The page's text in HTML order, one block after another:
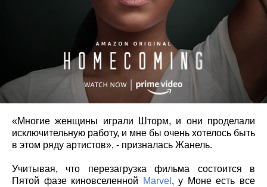
«Многие женщины играли Шторм, и они проделали
исключительную работу, и мне бы очень хотелось быть
в этом ряду артистов», - призналась Жанель.
Учитывая, что перезагрузка фильма состоится в
Пятой фазе киновселенной
Marvel , у Моне есть все